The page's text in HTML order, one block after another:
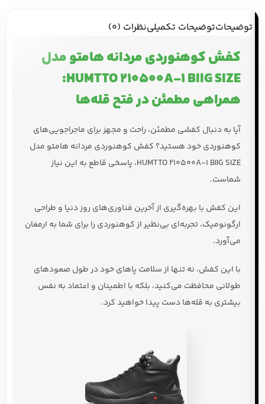
توضیحاتتوضیحات تکمیلینظرات (0)
کفش کوهنوردی مردانه هامتو مدل
HUMTTO 210500A-1 BIIG SIZE:
همراهی مطمئن در فتح قله‌ها
آیا به دنبال کفشی مطمئن، راحت و مجهزبرای ماجراجویی‌های
کوهنوردی خود هستید؟ کفش کوهنوردی مردانه هامتو مدل
HUMTTO 210500A-1 BIIG SIZE، پاسخی قاطع به این نیاز
شماست.
این کفش با بهره‌گیری از آخرین فناوری‌های روز دنیا و طراحی
ارگونومیک، تجربه‌ای بی‌نظیر از کوهنوردی را برای شما به ارمغان
می‌آورد.
با این کفش، نه تنها ازسلامت پاهای خوددر طول صعودهای
طولانی محافظت می‌کنید، بلکه با اطمینان و اعتماد به نفس
بیشتری به قله‌ها دست پیدا خواهید کرد.